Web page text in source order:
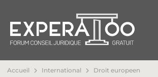
Accueil International Droit europeen